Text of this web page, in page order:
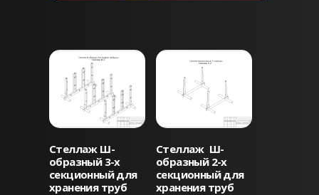
Стеллаж Ш-
образный 3-х
секционный для
хранения труб
Стеллаж Ш-
образный 2-х
секционный для
хранения труб